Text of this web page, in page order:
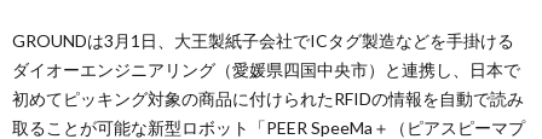
GROUNDは3月1日、大王製紙子会社でICタグ製造などを手掛ける
ダイオーエンジニアリング（愛媛県四国中央市）と連携し、日本で
初めてピッキング対象の商品に付けられたRFIDの情報を自動で読み
取ることが可能な新型ロボット「PEER SpeeMa＋（ピアスピーマプ